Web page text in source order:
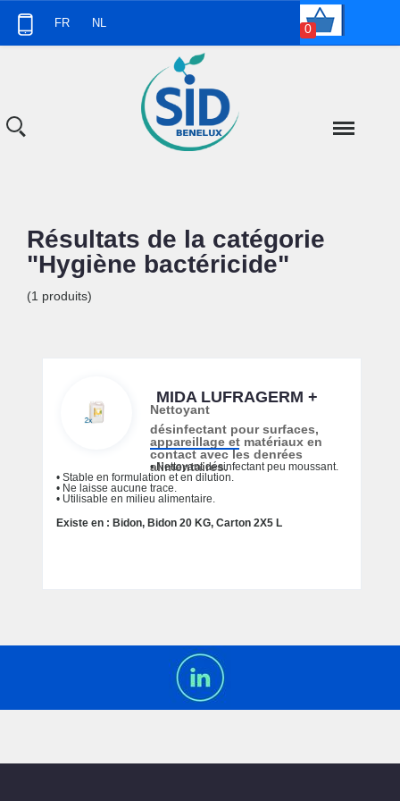
FR NL 0
Résultats de la catégorie
"Hygiène bactéricide"
(1 produits)
MIDA LUFRAGERM +
Nettoyant
désinfectant pour surfaces,
appareillage et matériaux en
contact avec les denrées
alimentaires.
• Nettoyant désinfectant peu moussant.
• Stable en formulation et en dilution.
• Ne laisse aucune trace.
• Utilisable en milieu alimentaire.
Existe en : Bidon, Bidon 20 KG, Carton 2X5 L